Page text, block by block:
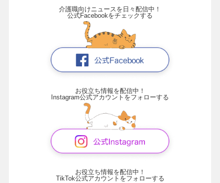
介護職向けニュースを日々配信中！
公式Facebookをチェックする
お役立ち情報を配信中！
Instagram公式アカウントをフォローする
お役立ち情報を配信中！
TikTok公式アカウントをフォローする